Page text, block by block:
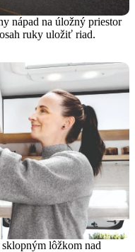
nápad na úložný priestor
ruky uložiť riad.
lôžkom nad